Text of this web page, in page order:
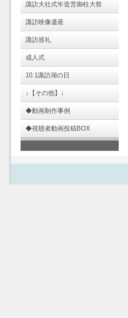
諏訪大社式年造営御柱大祭
諏訪映像遺産
諏訪巡礼
成人式
10.1諏訪湖の日
↓【その他】↓
◆動画制作事例
◆視聴者動画投稿BOX